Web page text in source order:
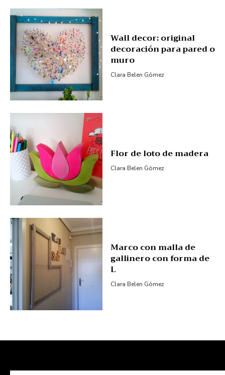
Wall decor: original
decoración para pared o
muro
Clara Belen Gómez
Flor de loto de madera
Clara Belen Gómez
Marco con malla de
gallinero con forma de
L
Clara Belen Gómez